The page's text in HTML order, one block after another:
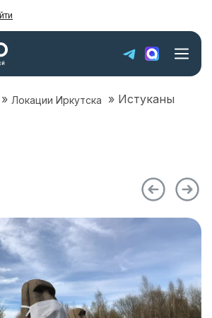
» Локации Иркутска » Истуканы